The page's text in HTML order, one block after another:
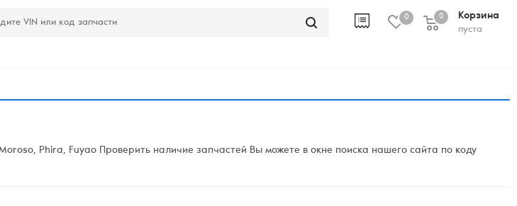
0
Корзина
пуста
0
Phira, Fuyao Проверить наличие запчастей Вы можете в окне поиска нашего сайта по коду